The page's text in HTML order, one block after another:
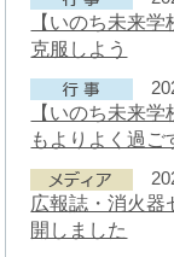
【いのち未来
克服しよう
【いのち未来
もよりよく過ご
広報誌・消火器
開しました